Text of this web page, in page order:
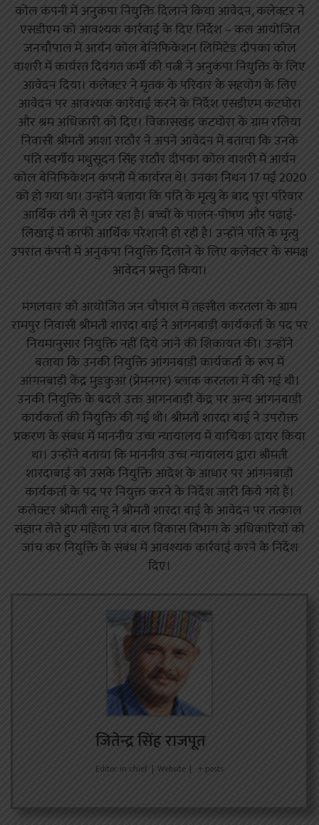
कोल कंपनी में अनुकंपा नियुक्ति दिलाने किया आवेदन, कलेक्टर ने
एसडीएम को आवश्यक कार्रवाई के दिए निर्देश – कल आयोजित
जनचौपाल में आर्यन कोल बेनिफिकेशन लिमिटेड दीपका कोल
वाशरी में कार्यरत दिवंगत कर्मी की पत्नी ने अनुकंपा नियुक्ति के लिए
आवेदन दिया। कलेक्टर ने मृतक के परिवार के सहयोग के लिए
आवेदन पर आवश्यक कार्रवाई करने के निर्देश एसडीएम कटघोरा
और श्रम अधिकारी को दिए। विकासखंड कटघोरा के ग्राम रलिया
निवासी श्रीमती आशा राठौर ने अपने आवेदन में बताया कि उनके
पति स्वर्गीय मधुसूदन सिंह राठौर दीपका कोल वाशरी में आर्यन
कोल बेनिफिकेशन कंपनी में कार्यरत थे। उनका निधन 17 मई 2020
को हो गया था। उन्होंने बताया कि पति के मृत्यु के बाद पूरा परिवार
आर्थिक तंगी से गुजर रहा है। बच्चों के पालन-पोषण और पढ़ाई-
लिखाई में काफी आर्थिक परेशानी हो रही है। उन्होंने पति के मृत्यु
उपरांत कंपनी में अनुकंपा नियुक्ति दिलाने के लिए कलेक्टर के समक्ष
आवेदन प्रस्तुत किया।
मंगलवार को आयोजित जन चौपाल में तहसील करतला के ग्राम
रामपुर निवासी श्रीमती शारदा बाई ने आंगनबाड़ी कार्यकर्ता के पद पर
नियमानुसार नियुक्ति नहीं दिये जाने की शिकायत की। उन्होंने
बताया कि उनकी नियुक्ति आंगनबाड़ी कार्यकर्ता के रूप में
आंगनबाड़ी केंद्र मुड़कुआं (प्रेमनगर) ब्लाक करतला में की गई थी।
उनकी नियुक्ति के बदले उक्त आंगनबाड़ी केंद्र पर अन्य आंगनबाड़ी
कार्यकर्ता की नियुक्ति की गई थी। श्रीमती शारदा बाई ने उपरोक्त
प्रकरण के संबंध में माननीय उच्च न्यायालय में याचिका दायर किया
था। उन्होंने बताया कि माननीय उच्च न्यायालय द्वारा श्रीमती
शारदाबाई को उसके नियुक्ति आदेश के आधार पर आंगनबाड़ी
कार्यकर्ता के पद पर नियुक्त करने के निर्देश जारी किये गये हैं।
कलेक्टर श्रीमती साहू ने श्रीमती शारदा बाई के आवेदन पर तत्काल
संज्ञान लेते हुए महिला एवं बाल विकास विभाग के अधिकारियों को
जांच कर नियुक्ति के संबंध में आवश्यक कार्रवाई करने के निर्देश
दिए।
जितेन्द्र सिंह राजपूत
Editor in chief | Website | + posts